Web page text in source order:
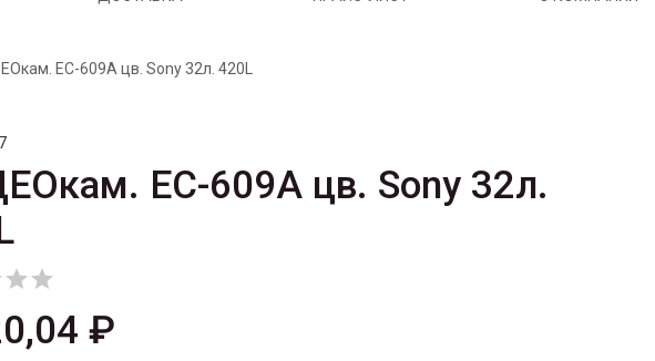
EC-609A цв. Sony 32л. 420L
EC-609A цв. Sony 32л.

₽